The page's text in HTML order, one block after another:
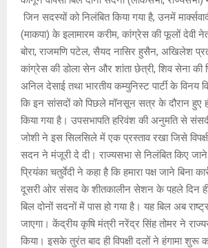
जिन सदस्यों को निलंबित किया गया है, उनमें
(माकपा) के इलामारम करीम, कांग्रेस की फूलों देवी
बोरा, राजमणि पटेल, सैयद नासिर हुसैन, अखिलेश
कांग्रेस की डोला सेन और शांता छेत्री, शिव सेना की
अनिल देसाई तथा भारतीय कम्युनिस्ट पार्टी के विनय
कि इन सांसदों को पिछले मॉनसून सत्र के दौरान हुए
किया गया है। उपसभापति हरिवंश की अनुमति से
जोशी ने इस सिलसिले में एक प्रस्ताव रखा जिसे
सदन ने मंजूरी दे दी। राज्यसभा से निलंबित किए
प्रियंका चतुर्वेदी ने कहा है कि हमारा पक्ष जाने बिना
दूसरी ओर संसद के शीतकालीन सेशन के पहले दिन ही
बिल दोनों सदनों में पास हो गया है। यह बिल अब
जाएगा। केंद्रीय कृषि मंत्री नरेंद्र सिंह तोमर ने
किया। इसके तुरंत बाद ही विपक्षी दलों ने हंगामा शुरू